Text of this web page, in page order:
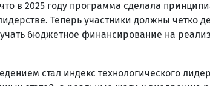
в 2025 году программа сделала
Теперь участники должны четко
бюджетное финансирование на
стал индекс технологического